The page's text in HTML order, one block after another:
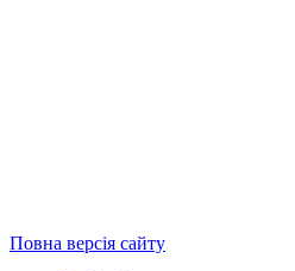
Повна версія сайту